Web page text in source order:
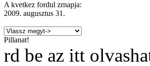
A kvetkez fordul zrnapja:
2009. augusztus 31.
Pillanat!
rd be az itt